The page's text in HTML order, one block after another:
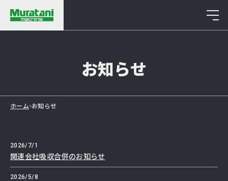
お知らせ
News
ホーム お知らせ
2026/7/1
関連会社吸収合併のお知らせ
2026/5/8